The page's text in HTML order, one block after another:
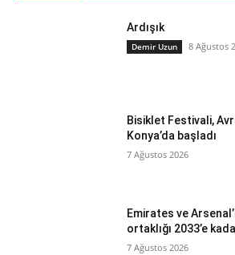
Ardışık
Demir Uzun 8 Ağustos
Bisiklet Festivali,
Konya’da başladı
7 Ağustos 2026
Emirates ve
ortaklığı 2033’e
7 Ağustos 2026